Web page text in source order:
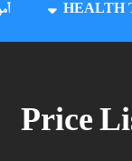
HEALTH
Price